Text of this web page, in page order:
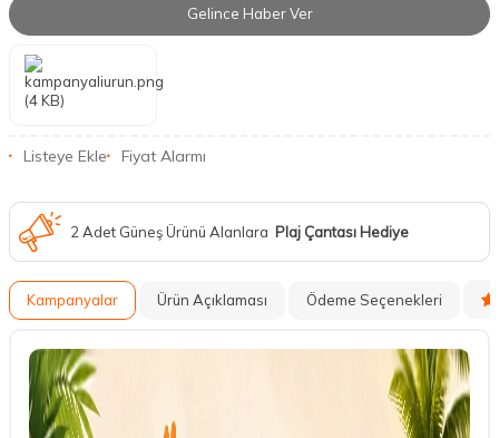
Gelince Haber Ver
Listeye Ekle Fiyat Alarmı
2 Adet Güneş Ürünü Alanlara Plaj Çantası Hediye
Kampanyalar Ürün Açıklaması Ödeme Seçenekleri